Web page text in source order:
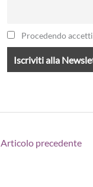
Procedendo
Articolo precedente